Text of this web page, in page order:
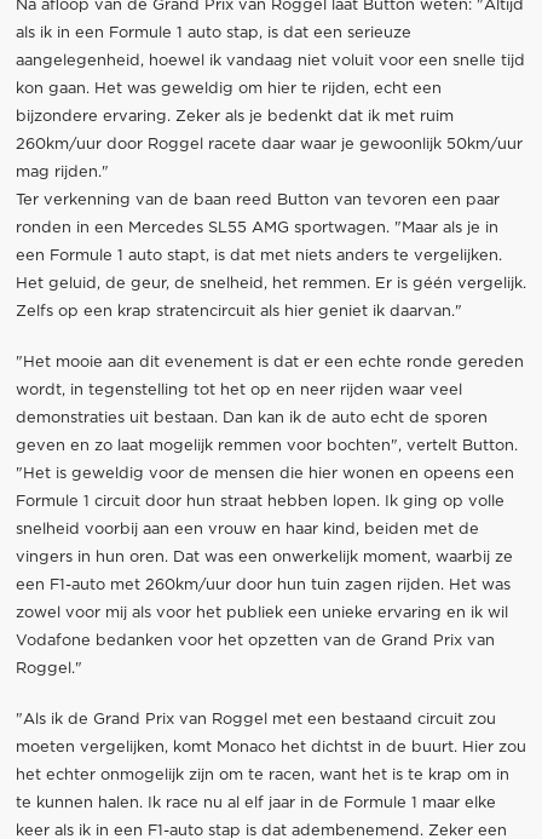
Na afloop van de Grand Prix van Roggel laat Button weten: "Altijd
als ik in een Formule 1 auto stap, is dat een serieuze
aangelegenheid, hoewel ik vandaag niet voluit voor een snelle tijd
kon gaan. Het was geweldig om hier te rijden, echt een
bijzondere ervaring. Zeker als je bedenkt dat ik met ruim
260km/uur door Roggel racete daar waar je gewoonlijk 50km/uur
mag rijden."
Ter verkenning van de baan reed Button van tevoren een paar
ronden in een Mercedes SL55 AMG sportwagen. "Maar als je in
een Formule 1 auto stapt, is dat met niets anders te vergelijken.
Het geluid, de geur, de snelheid, het remmen. Er is géén vergelijk.
Zelfs op een krap stratencircuit als hier geniet ik daarvan."
"Het mooie aan dit evenement is dat er een echte ronde gereden
wordt, in tegenstelling tot het op en neer rijden waar veel
demonstraties uit bestaan. Dan kan ik de auto echt de sporen
geven en zo laat mogelijk remmen voor bochten", vertelt Button.
"Het is geweldig voor de mensen die hier wonen en opeens een
Formule 1 circuit door hun straat hebben lopen. Ik ging op volle
snelheid voorbij aan een vrouw en haar kind, beiden met de
vingers in hun oren. Dat was een onwerkelijk moment, waarbij ze
een F1-auto met 260km/uur door hun tuin zagen rijden. Het was
zowel voor mij als voor het publiek een unieke ervaring en ik wil
Vodafone bedanken voor het opzetten van de Grand Prix van
Roggel."
"Als ik de Grand Prix van Roggel met een bestaand circuit zou
moeten vergelijken, komt Monaco het dichtst in de buurt. Hier zou
het echter onmogelijk zijn om te racen, want het is te krap om in
te kunnen halen. Ik race nu al elf jaar in de Formule 1 maar elke
keer als ik in een F1-auto stap is dat adembenemend. Zeker een